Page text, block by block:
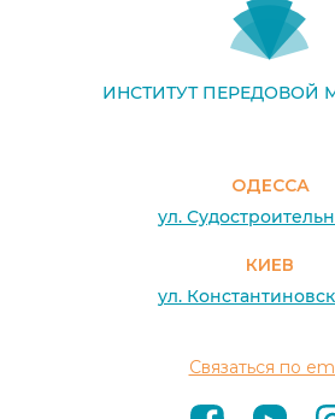
ИНСТИТУТ ПЕРЕДОВОЙ
ОДЕССА
ул.
КИЕВ
ул.
Связаться по